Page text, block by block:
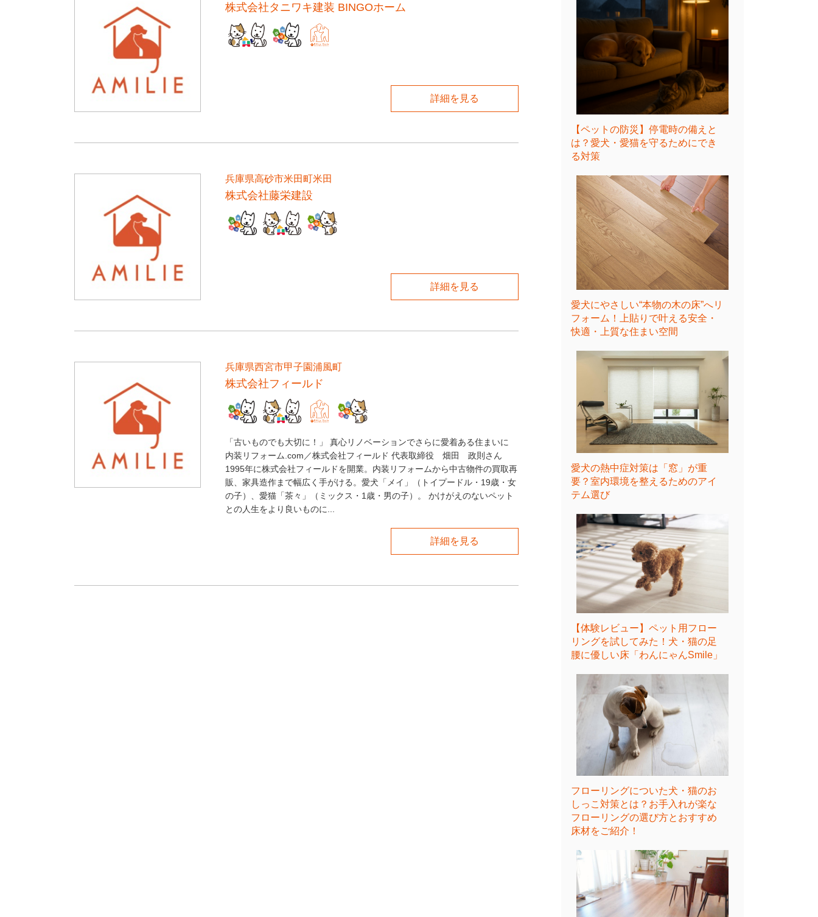
株式会社タニワキ建装 BINGOホーム
詳細を見る
兵庫県高砂市米田町米田
株式会社藤栄建設
詳細を見る
兵庫県西宮市甲子園浦風町
株式会社フィールド
「古いものでも大切に！」 真心リノベーションでさらに愛着ある住まいに
内装リフォーム.com／株式会社フィールド 代表取締役 畑田 政則さん
1995年に株式会社フィールドを開業。内装リフォームから中古物件の買取再
販、家具造作まで幅広く手がける。愛犬「メイ」（トイプードル・19歳・女
の子）、愛猫「茶々」（ミックス・1歳・男の子）。 かけがえのないペット
との人生をより良いものに...
詳細を見る
【ペットの防災】停電時の備えと
は？愛犬・愛猫を守るためにでき
る対策
愛犬にやさしい“本物の木の床”へリ
フォーム！上貼りで叶える安全・
快適・上質な住まい空間
愛犬の熱中症対策は「窓」が重
要？室内環境を整えるためのアイ
テム選び
【体験レビュー】ペット用フロー
リングを試してみた！犬・猫の足
腰に優しい床「わんにゃんSmile」
フローリングについた犬・猫のお
しっこ対策とは？お手入れが楽な
フローリングの選び方とおすすめ
床材をご紹介！